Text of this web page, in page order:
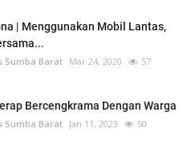
| Menggunakan Mobil Lantas,
Sumba Barat Mar 24, 2020 57
Bercengkrama Dengan Warga
Sumba Barat Jan 11, 2023 50